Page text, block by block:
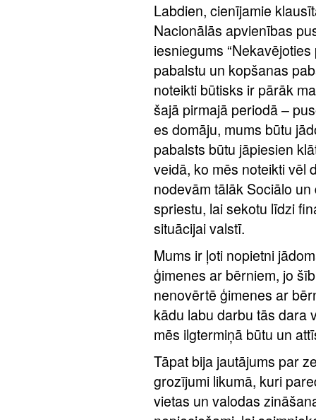
Labdien, cienījamie
Nacionālās apvienības
iesniegums
pabalstu un kopšanas
noteikti būtisks ir pārāk
šajā pirmajā periodā –
es domāju, mums būtu
pabalsts būtu jāpiesien
veidā, ko mēs noteikti vēl
nodevām tālāk Sociālo
spriestu, lai sekotu līdzi
situācijai valstī.
Mums ir ļoti nopietni
ģimenes ar bērniem, jo
nenovērtē ģimenes ar
kādu labu darbu tās dara
mēs ilgtermiņā būtu un
Tāpat bija jautājums par
grozījumi likumā, kuri
vietas un valodas